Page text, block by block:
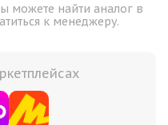
можете найти аналог в
к менеджеру.